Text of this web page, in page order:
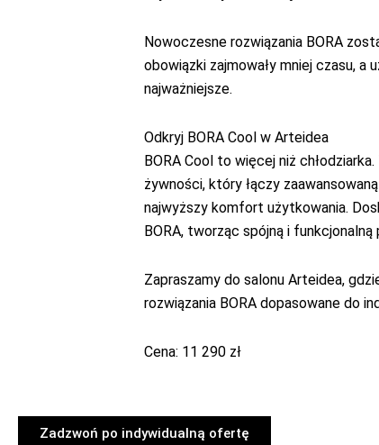
Nowoczesne rozwiązania BORA
obowiązki zajmowały mniej czasu, a
najważniejsze.
Odkryj BORA Cool w Arteidea
BORA Cool to więcej niż
żywności, który łączy
najwyższy komfort użytkowania.
BORA, tworząc spójną i
Zapraszamy do salonu Arteidea,
rozwiązania BORA dopasowane do
Cena: 11 290 zł
Zadzwoń po indywidualną ofertę